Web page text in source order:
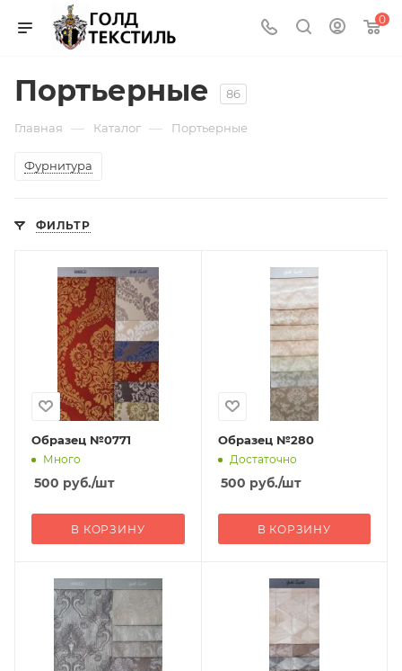
0
Портьерные 86
Главная — Каталог — Портьерные
Фурнитура
ФИЛЬТР
Образец №0771
Много
500 руб./шт
В КОРЗИНУ
Образец №280
Достаточно
500 руб./шт
В КОРЗИНУ